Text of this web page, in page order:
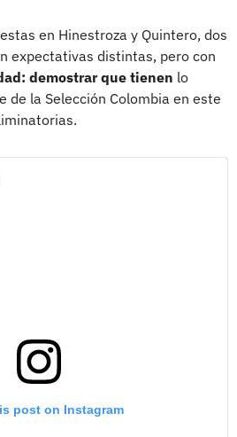
en Hinestroza y Quintero, dos
expectativas distintas, pero con
demostrar que tienen lo
de la Selección Colombia en este
post on Instagram